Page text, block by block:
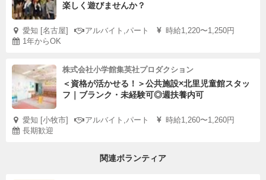
楽しく遊びませんか？
愛知 [名古屋] アルバイト,パート
時給1,220〜1,250円
1年からOK
株式会社小学館集英社プロダクション
＜資格が活かせる！＞公共施設×北里児童館スタッ
フ｜ブランク・未経験可◎週扶養内可
愛知 [小牧市] アルバイト,パート
時給1,260〜1,260円
長期歓迎
関連ボランティア